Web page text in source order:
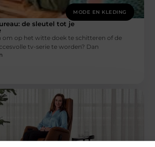
MODE EN KLEDING
de sleutel tot je
om op het witte doek te schitteren of de
tv-serie te worden? Dan